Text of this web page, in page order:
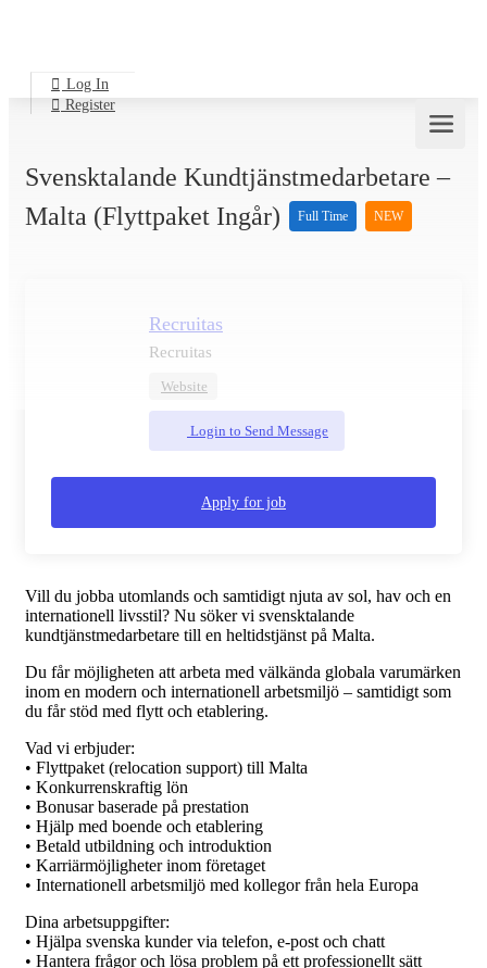
Log In
Register
Svensktalande Kundtjänstmedarbetare –
Malta (flyttpaket Ingår)
Full Time NEW
Recruitas
Recruitas
Website
Login to Send Message
Apply for job
Vill du jobba utomlands och samtidigt njuta av sol, hav och en
internationell livsstil? Nu söker vi svensktalande
kundtjänstmedarbetare till en heltidstjänst på Malta.
Du får möjligheten att arbeta med välkända globala varumärken
inom en modern och internationell arbetsmiljö – samtidigt som
du får stöd med flytt och etablering.
Vad vi erbjuder:
• Flyttpaket (relocation support) till Malta
• Konkurrenskraftig lön
• Bonusar baserade på prestation
• Hjälp med boende och etablering
• Betald utbildning och introduktion
• Karriärmöjligheter inom företaget
• Internationell arbetsmiljö med kollegor från hela Europa
Dina arbetsuppgifter:
• Hjälpa svenska kunder via telefon, e-post och chatt
• Hantera frågor och lösa problem på ett professionellt sätt